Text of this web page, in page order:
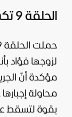
الحلقة 9 تكشف القاتل الحقيقي
لزوجها فؤاد
مؤكدة أنّ
محاولة
بقوة لتسقط